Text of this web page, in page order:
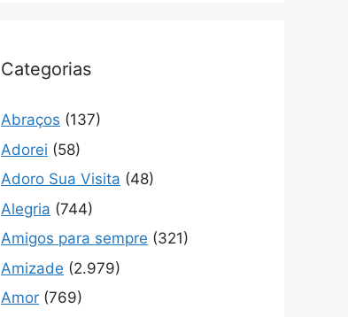
Categorias
Abraços (137)
Adorei (58)
Adoro Sua Visita (48)
Alegria (744)
Amigos para sempre (321)
Amizade (2.979)
Amor (769)